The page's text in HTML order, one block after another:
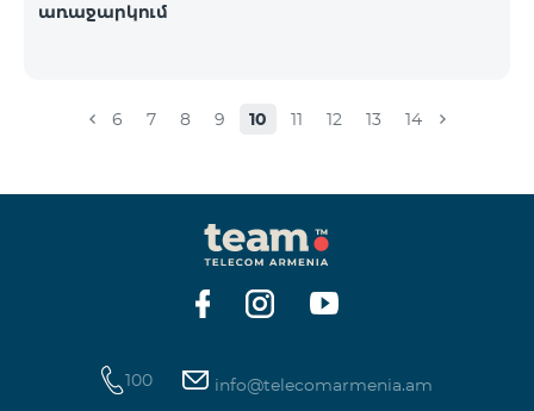
առաջարկում
6 7 8 9 10 11 12 13 14
100 info@telecomarmenia.am